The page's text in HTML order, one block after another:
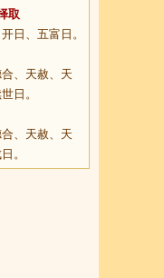
取
日、五富日。
、天赦、天
日。
、天赦、天
。